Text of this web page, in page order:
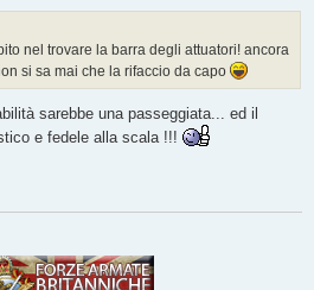
nel trovare la barra degli attuatori! ancora
si sa mai che la rifaccio da capo
sarebbe una passeggiata... ed il
e fedele alla scala !!!